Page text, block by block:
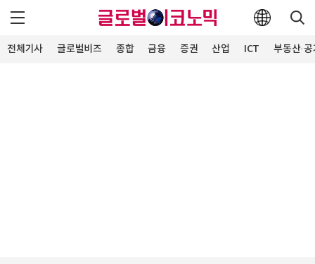
전체기사 글로벌비즈 종합 금융 증권 산업 ICT 부동산·